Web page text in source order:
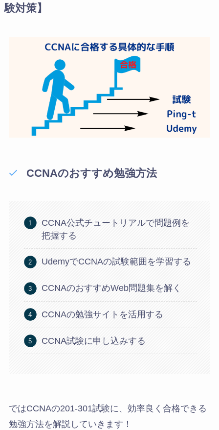
験対策】
CCNAのおすすめ勉強方法
CCNA公式チュートリアルで問題例を
把握する
UdemyでCCNAの試験範囲を学習する
CCNAのおすすめWeb問題集を解く
CCNAの勉強サイトを活用する
CCNA試験に申し込みする
ではCCNAの201-301試験に、効率良く合格できる
勉強方法を解説していきます！